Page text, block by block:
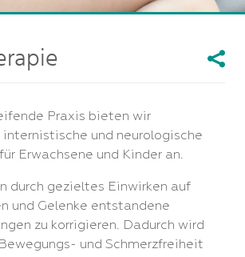
Praxis bieten wir
und neurologische
Erwachsene und Kinder an.
durch gezieltes Einwirken auf
und Gelenke entstandene
zu korrigieren. Dadurch wird
und Schmerzfreiheit